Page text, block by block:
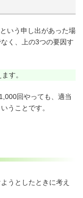
いう申し出があった場
く、上の3つの要因す
す。
回やっても、適当
うことです。
うとしたときに考え